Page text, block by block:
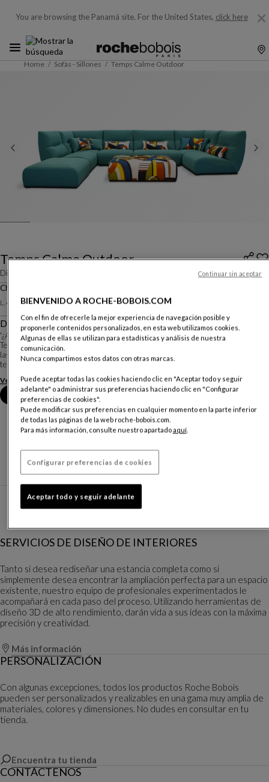
You are browsing the Panamá site. For the United States, click here
Home Sofàs - Sillones Temps Calme Outdoor
Temps Calme Outdoor
Diseño
Chauffeuse
L. 411 X A. 87 X P. 191 Cm
Descripción
'¿Afuera o adentro? No importa, porque la versión modular y curvilínea del
Temps Calme para terraza y jardín es tan versátil como la de interior. Todas
las ventajas de los muebles de interior pueden encontrarse ahora en outdoor,
teletransportando nue...
Ver más Descargar la ficha técnica
Reserva una cita en tienda
SERVICIOS DE DISEÑO DE INTERIORES
Tanto si desea rediseñar una estancia completa como si
simplemente desea encontrar la ampliación perfecta para un espacio
existente, nuestro equipo de profesionales experimentados le
acompañará en cada paso del proceso. Utilizando herramientas de
diseño 3D de alto rendimiento, darán vida a sus ideas con la máxima
precisión y creatividad.
Más información
PERSONALIZACIÓN
Con algunas excepciones, todos los productos Roche Bobois
pueden ser personalizados y realizables en una gama muy amplia de
materiales, colores y dimensiones. No dudes en consultar en tu
tienda.
Encuentra tu tienda
CONTÁCTENOS
BIENVENIDO A ROCHE-BOBOIS.COM
Con el fin de ofrecerle la mejor experiencia de navegación posible y
proponerle contenidos personalizados, en esta web utilizamos cookies.
Algunas de ellas se utilizan para estadísticas y análisis de nuestra
comunicación.
Nunca compartimos estos datos con otras marcas.
Puede aceptar todas las cookies haciendo clic en "Aceptar todo y seguir
adelante" o administrar sus preferencias haciendo clic en "Configurar
preferencias de cookies".
Puede modificar sus preferencias en cualquier momento en la parte inferior
de todas las páginas de la web roche-bobois.com.
Para más información, consulte nuestro apartadoaquí.
Configurar preferencias de cookies
Aceptar todo y seguir adelante
Continuar sin aceptar